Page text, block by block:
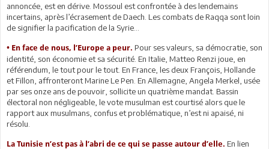
annoncée, est en dérive. Mossoul est confrontée à des lendemains
incertains, après l’écrasement de Daech. Les combats de Raqqa sont loin
de signifier la pacification de la Syrie...
• En face de nous, l’Europe a peur. Pour ses valeurs, sa démocratie, son
identité, son économie et sa sécurité. En Italie, Matteo Renzi joue, en
référendum, le tout pour le tout. En France, les deux François, Hollande
et Fillon, affronteront Marine Le Pen. En Allemagne, Angela Merkel, usée
par ses onze ans de pouvoir, sollicite un quatrième mandat. Bassin
électoral non négligeable, le vote musulman est courtisé alors que le
rapport aux musulmans, confus et problématique, n’est ni apaisé, ni
résolu.
La Tunisie n’est pas à l’abri de ce qui se passe autour d’elle. En lien